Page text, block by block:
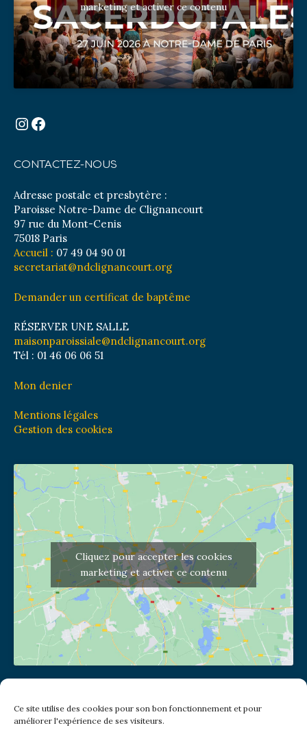
Ce site utilise des cookies pour son bon fonctionnement et pour
améliorer l'expérience de ses visiteurs.
marketing et activer ce contenu
Instagram
Facebook
CONTACTEZ-NOUS
Adresse postale et presbytère :
Paroisse Notre-Dame de Clignancourt
97 rue du Mont-Cenis
75018 Paris
Accueil : 07 49 04 90 01
secretariat@ndclignancourt.org
Demander un certificat de baptême
RÉSERVER UNE SALLE
maisonparoissiale@ndclignancourt.org
Tél : 01 46 06 06 51
Mon denier
Mentions légales
Gestion des cookies
Cliquez pour accepter les cookies
marketing et activer ce contenu
(pas de courrier à cette adresse)